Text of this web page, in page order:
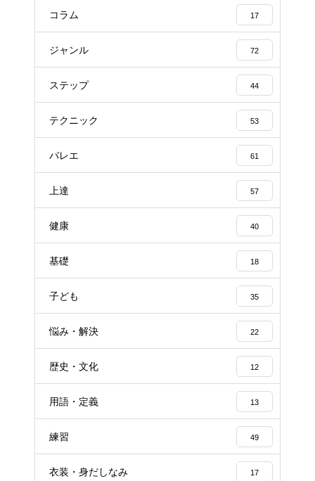
コラム 17
ジャンル 72
ステップ 44
テクニック 53
バレエ 61
上達 57
健康 40
基礎 18
子ども 35
悩み・解決 22
歴史・文化 12
用語・定義 13
練習 49
衣装・身だしなみ 17